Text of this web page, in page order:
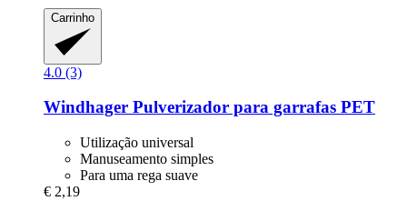
Carrinho
4.0 (3)
Windhager Pulverizador para garrafas PET
Utilização universal
Manuseamento simples
Para uma rega suave
€ 2,19